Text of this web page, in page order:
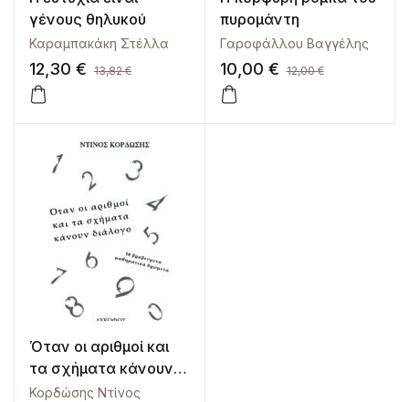
γένους θηλυκού
Καραμπακάκη Στέλλα
12,30 € 13,82€
πυρομάντη
Γαροφάλλου Βαγγέλης
10,00 € 12,00€
Όταν οι αριθμοί και
τα σχήματα κάνουν
διάλογο
Κορδώσης Ντίνος